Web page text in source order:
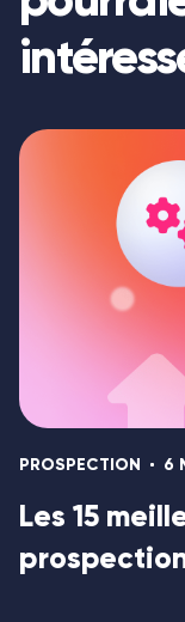
PROSPECTION 6
Les 15